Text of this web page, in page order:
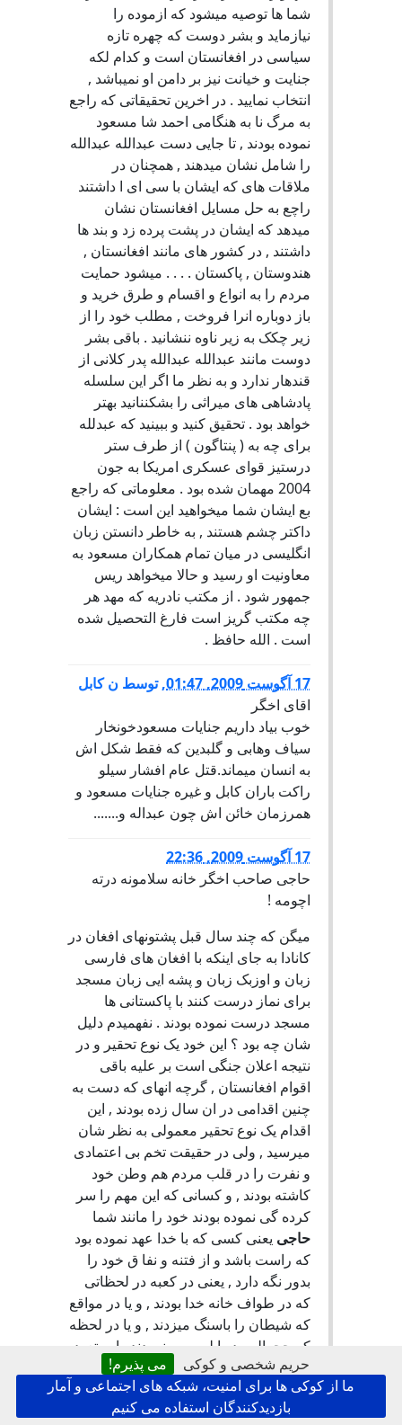
حریم شخصی و کوکی
می پذیرم!
ما از کوکی ها برای امنیت، شبکه های اجتماعی و آمار
بازدیدکنندگان استفاده می کنیم
شما ها توصیه میشود که ازموده را
نیازماید و بشر دوست که چهره تازه
سیاسی در افغانستان است و کدام لکه
جنایت و خیانت نیز بر دامن او نمیباشد ,
انتخاب نمایید . در اخرین تحقیقاتی که راجع
به مرگ نا به هنگامی احمد شا مسعود
نموده بودند , تا جایی دست عبدالله عبدالله
را شامل نشان میدهند , همچنان در
ملاقات های که ایشان با سی ای ا داشتند
راچع به حل مسایل افغانستان نشان
میدهد که ایشان در پشت پرده زد و بند ها
داشتند , در کشور های مانند افغانستان ,
هندوستان , پاکستان . . . . میشود حمایت
مردم را به انواع و اقسام و طرق خرید و
باز دوباره انرا فروخت , مطلب خود را از
زیر چکک به زیر ناوه ننشانید . باقی بشر
دوست مانند عبدالله عبدالله پدر کلانی از
قندهار ندارد و به نظر ما اگر این سلسله
پادشاهی های میراثی را بشکننانید بهتر
خواهد بود . تحقیق کنید و ببینید که عبدلله
برای چه به ( پنتاگون ) از طرف ستر
درستیز قوای عسکری امریکا به جون
2004 مهمان شده بود . معلوماتی که راجع
بع ایشان شما میخواهید این است : ایشان
داکتر چشم هستند , به خاطر دانستن زبان
انگلیسی در میان تمام همکاران مسعود به
معاونیت او رسید و حالا میخواهد ریس
جمهور شود . از مکتب نادریه که مهد هر
چه مکتب گریز است فارغ التحصیل شده
است . الله حافظ .
17 آگوست 2009, 01:47 ,توسط ن کابل
اقای اخگر
خوب بیاد داریم جنایات مسعودخونخار
سیاف وهابی و گلبدین که فقط شکل اش
به انسان میماند.قتل عام افشار سیلو
راکت باران کابل و غیره جنایات مسعود و
همرزمان خائن اش چون عبداله و.......
17 آگوست 2009, 22:36
حاجی صاحب اخگر خانه سلامونه درته
اچومه !
میگن که چند سال قبل پشتونهای افغان در
کانادا به جای اینکه با افغان های فارسی
زبان و اوزبک زبان و پشه ایی زبان مسجد
برای نماز درست کنند با پاکستانی ها
مسجد درست نموده بودند . نفهمیدم دلیل
شان چه بود ؟ این خود یک نوع تحقیر و در
نتیجه اعلان جنگی است بر علیه باقی
اقوام افغانستان , گرچه انهای که دست به
چنین اقدامی در ان سال زده بودند , این
اقدام یک نوع تحقیر معمولی به نظر شان
میرسید , ولی در حقیقت تخم بی اعتمادی
و نفرت را در قلب مردم هم وطن خود
کاشته بودند , و کسانی که این مهم را سر
کرده گی نموده بودند خود را مانند شما
حاجی یعنی کسی که با خدا عهد نموده بود
که راست باشد و از فتنه و نفا ق خود را
بدور نگه دارد , یعنی در کعبه در لحظاتی
که در طواف خانه خدا بودند , و یا در مواقع
که شیطان را باسنگ میزدند , و یا در لحظه
که حجرالسود را لمس مینمودند , این تعهد
پاک بودن و دوری از شیطان را نموده بودند
با خدای خود . ایا با خواندن این جملات ان
لحظاتی که در نزدیکی خانه خدا برای